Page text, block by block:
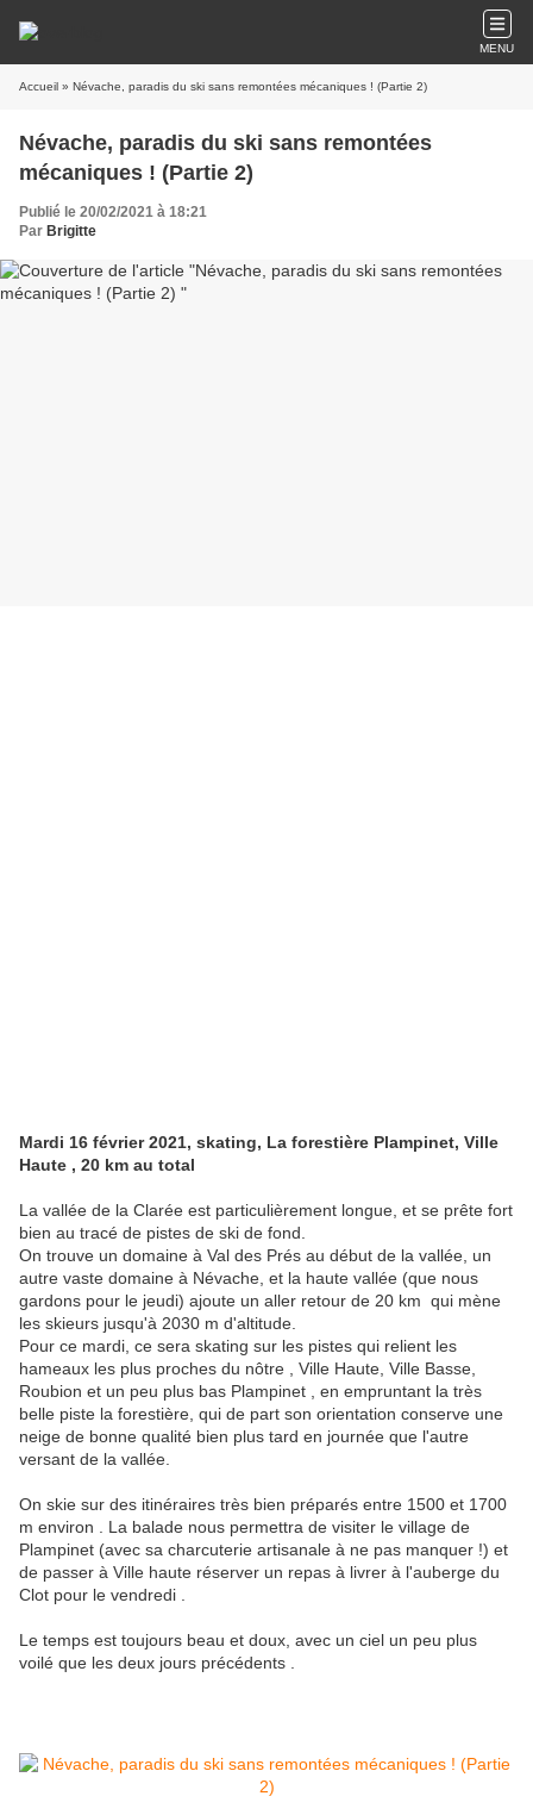
MENU
Accueil » Névache, paradis du ski sans remontées mécaniques ! (Partie 2)
Névache, paradis du ski sans remontées
mécaniques ! (Partie 2)
Publié le 20/02/2021 à 18:21
Par Brigitte
Mardi 16 février 2021, skating, La forestière Plampinet, Ville
Haute , 20 km au total
La vallée de la Clarée est particulièrement longue, et se prête fort
bien au tracé de pistes de ski de fond.
On trouve un domaine à Val des Prés au début de la vallée, un
autre vaste domaine à Névache, et la haute vallée (que nous
gardons pour le jeudi) ajoute un aller retour de 20 km qui mène
les skieurs jusqu'à 2030 m d'altitude.
Pour ce mardi, ce sera skating sur les pistes qui relient les
hameaux les plus proches du nôtre , Ville Haute, Ville Basse,
Roubion et un peu plus bas Plampinet , en empruntant la très
belle piste la forestière, qui de part son orientation conserve une
neige de bonne qualité bien plus tard en journée que l'autre
versant de la vallée.
On skie sur des itinéraires très bien préparés entre 1500 et 1700
m environ . La balade nous permettra de visiter le village de
Plampinet (avec sa charcuterie artisanale à ne pas manquer !) et
de passer à Ville haute réserver un repas à livrer à l'auberge du
Clot pour le vendredi .
Le temps est toujours beau et doux, avec un ciel un peu plus
voilé que les deux jours précédents .